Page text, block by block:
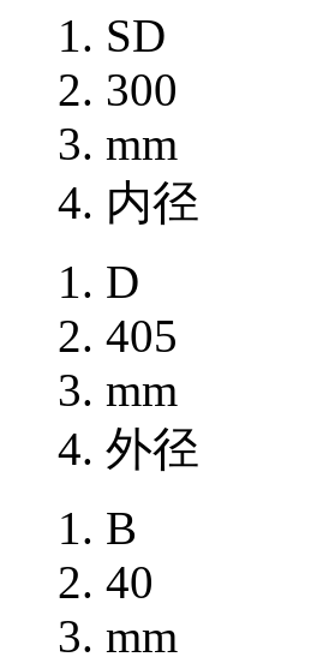
SD
300
mm
内径
D
405
mm
外径
B
40
mm